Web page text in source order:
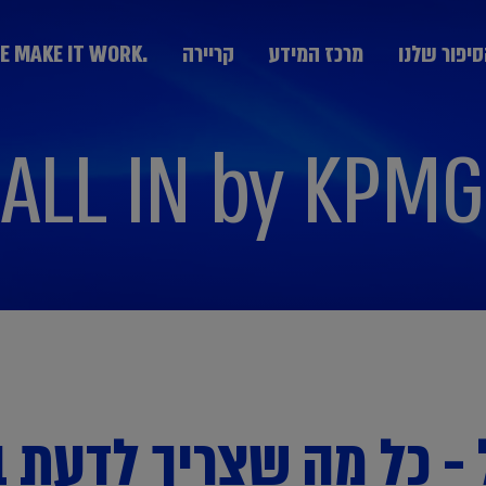
מערך היעוץ
יעוץ ניהול סיכונים GRCS וביקורת פנים
יעוץ פנים ארגוני People Transformation and
Leadership
חברות נבחרת ממשלה נבחרת תעשייה
שלנו מרכז המידע קריירה .WE MAKE IT WORK
ALL IN by KPMG
- כל מה שצריך